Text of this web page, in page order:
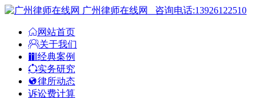
广州律师在线网 咨询电话:13926122510
网站首页
关于我们
经典案例
实务研究
律所动态
诉讼费计算